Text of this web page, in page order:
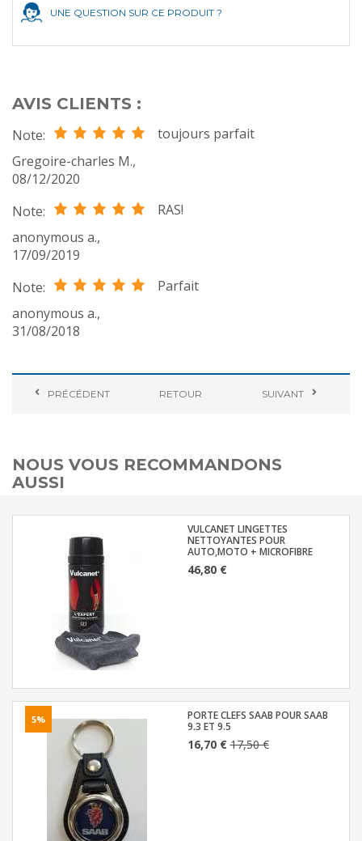
UNE QUESTION SUR CE PRODUIT ?
AVIS CLIENTS :
Note:
Gregoire-charles M.,
08/12/2020
toujours parfait
Note:
anonymous a.,
17/09/2019
RAS!
Note:
anonymous a.,
31/08/2018
Parfait
PRÉCÉDENT RETOUR SUIVANT
NOUS VOUS RECOMMANDONS
AUSSI
VULCANET LINGETTES
NETTOYANTES POUR
AUTO,MOTO + MICROFIBRE
46,80 €
5%
PORTE CLEFS SAAB POUR SAAB
9.3 ET 9.5
16,70 €17,50 €